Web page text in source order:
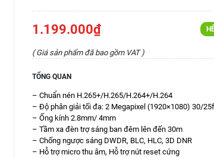
1.199.000₫
( Giá sản phẩm đã bao gồm VAT )
TỔNG QUAN
– Chuẩn nén H.265+/H.265/H.264+/H.264
– Độ phân giải tối đa: 2 Megapixel (1920×1080) 30/
– Ống kính 2.8mm/ 4mm
– Tầm xa đèn trợ sáng ban đêm lên đến 30m
– Chống ngược sáng DWDR, BLC, HLC, 3D DNR
– Hỗ trợ micro thu âm, Hỗ trợ nút reset cứng